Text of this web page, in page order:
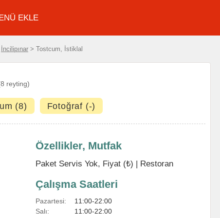
EKLE
İncilipınar > Tostcum, İstiklal
reyting)
(8) Fotoğraf (-)
Özellikler, Mutfak
Paket Servis Yok, Fiyat (₺) | Restoran
Çalışma Saatleri
Pazartesi:
11:00-22:00
Salı:
11:00-22:00